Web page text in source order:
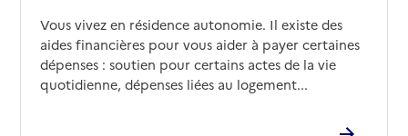
Vous vivez en résidence autonomie. Il existe des
aides financières pour vous aider à payer certaines
dépenses : soutien pour certains actes de la vie
quotidienne, dépenses liées au logement...